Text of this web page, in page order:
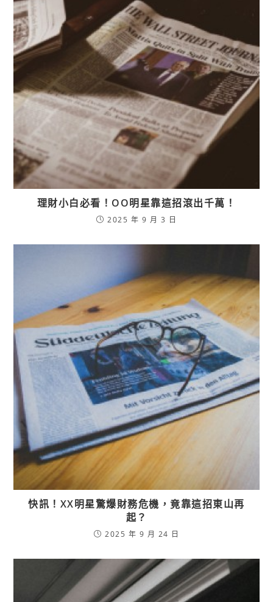
理財小白必看！OO明星靠這招滾出千萬！
2025 年 9 月 3 日
快訊！XX明星驚爆財務危機，竟靠這招東山再
起？
2025 年 9 月 24 日